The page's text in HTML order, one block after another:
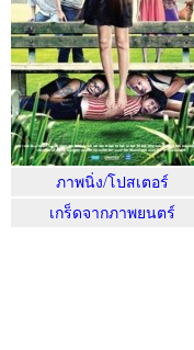
ภาพนิ่ง/โปสเตอร์
เกร็ดจากภาพยนตร์